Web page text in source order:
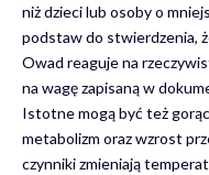
niż dzieci lub osoby o
podstaw do stwierdzenia,
Owad reaguje na
na wagę zapisaną w
Istotne mogą być też
metabolizm oraz wzrost
czynniki zmieniają